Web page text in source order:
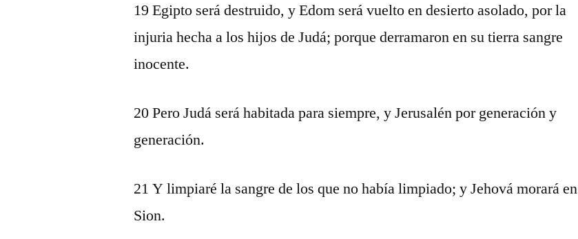
19 Egipto será destruido, y Edom será vuelto en desierto asolado, por la
injuria hecha a los hijos de Judá; porque derramaron en su tierra sangre
inocente.
20 Pero Judá será habitada para siempre, y Jerusalén por generación y
generación.
21 Y limpiaré la sangre de los que no había limpiado; y Jehová morará en
Sion.